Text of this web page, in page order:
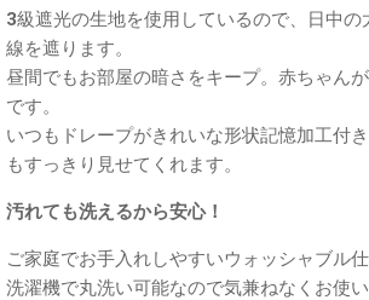
3級遮光の生地を使用しているので、日中
線を遮ります。
昼間でもお部屋の暗さをキープ。赤ちゃん
です。
いつもドレープがきれいな形状記憶加工付
もすっきり見せてくれます。
汚れても洗えるから安心！
ご家庭でお手入れしやすいウォッシャブル仕
洗濯機で丸洗い可能なので気兼ねなくお使い